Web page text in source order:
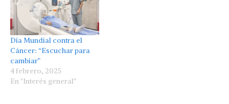
Día Mundial contra el
Cáncer: “Escuchar para
cambiar”
4 febrero, 2025
En "Interés general"